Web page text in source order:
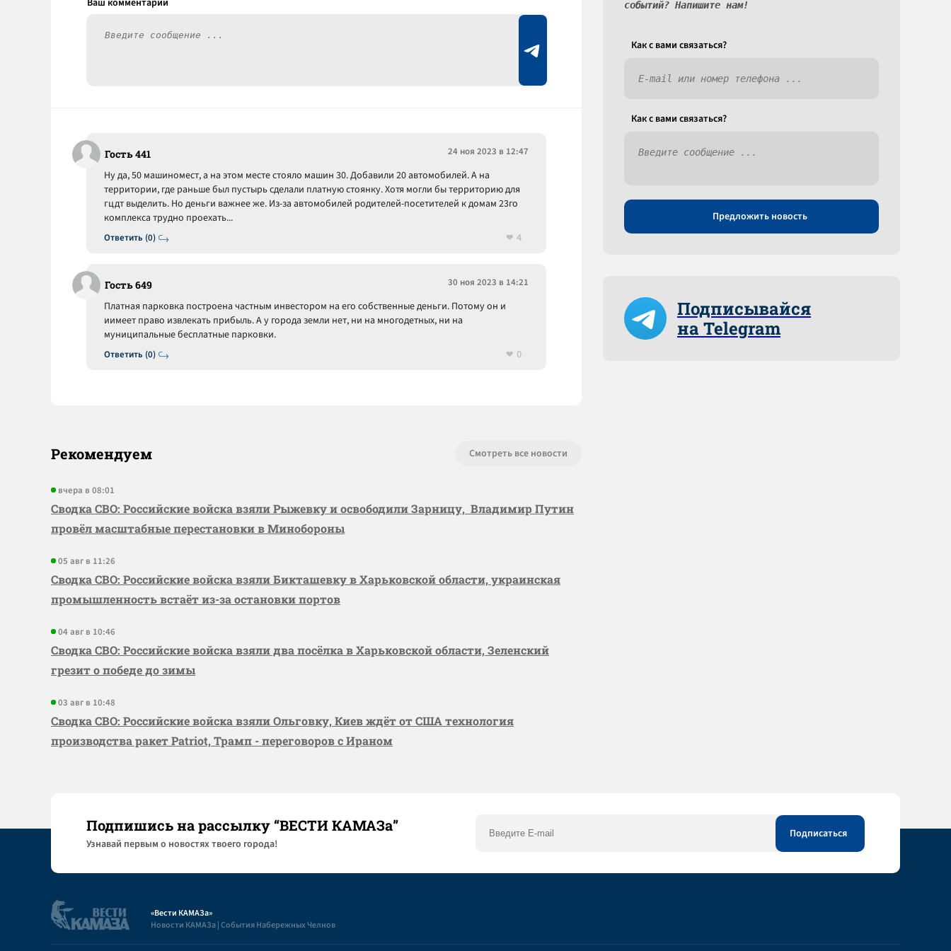
Гость 441 24 ноя 2023 в 12:47
Ответить (0)
Ну да, 50 машиномест, а на этом месте стояло машин 30. Добавили 20 автомобилей. А на
территории, где раньше был пустырь сделали платную стоянку. Хотя могли бы территорию для
гцдт выделить. Но деньги важнее же. Из-за автомобилей родителей-посетителей к домам 23го
комплекса трудно проехать...
4
Гость 649 30 ноя 2023 в 14:21
Ответить (0)
Платная парковка построена частным инвестором на его собственные деньги. Потому он и
иимеет право извлекать прибыль. А у города земли нет, ни на многодетных, ни на
муниципальные бесплатные парковки.
0
Рекомендуем Смотреть все новости
вчера в 08:01
Сводка СВО: Российские войска взяли Рыжевку и освободили Зарницу, Владимир Путин
провёл масштабные перестановки в Минобороны
05 авг в 11:26
Сводка СВО: Российские войска взяли Бикташевку в Харьковской области, украинская
промышленность встаёт из-за остановки портов
04 авг в 10:46
Сводка СВО: Российские войска взяли два посёлка в Харьковской области, Зеленский
грезит о победе до зимы
03 авг в 10:48
Сводка СВО: Российские войска взяли Ольговку, Киев ждёт от США технология
производства ракет Patriot, Трамп - переговоров с Ираном
событий? Напишите нам!
Как c вами связаться?
Как c вами связаться?
Предложить новость
Подписывайся
на Telegram
Подпишись на рассылку “ВЕСТИ КАМАЗа”
Узнaвай первым о новостях твоего города!
«Вести КАМАЗа»
Новости КАМАЗа | События Набережных Челнов